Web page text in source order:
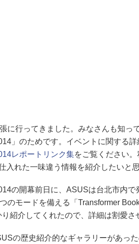
に行ってきました。みなさんも知っ
」のためです。イベントに関する
レポートリンク集をご覧ください
入れた一味違う情報を紹介したいと思
の開幕前日に、ASUSは台北市内で
のモードを備える「Transformer
紹介してくれたので、詳細は割愛さ
の歴史紹介的なギャラリーがあっ